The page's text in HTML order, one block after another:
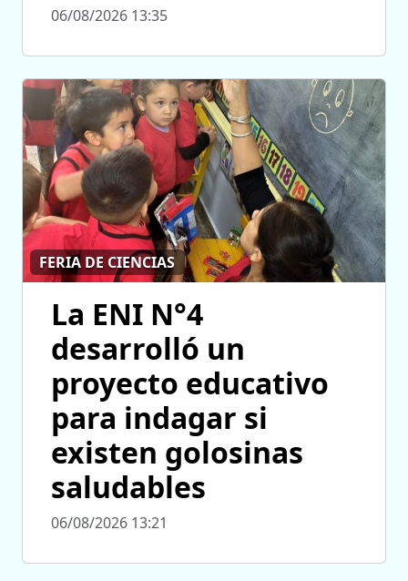
06/08/2026 13:35
FERIA DE CIENCIAS
La ENI N°4
desarrolló un
proyecto educativo
para indagar si
existen golosinas
saludables
06/08/2026 13:21